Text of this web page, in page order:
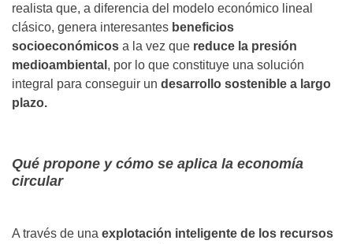
realista que, a diferencia del modelo económico lineal
clásico, genera interesantes beneficios
socioeconómicos a la vez que reduce la presión
medioambiental , por lo que constituye una solución
integral para conseguir un desarrollo sostenible a largo
plazo.
Qué propone y cómo se aplica la economía
circular
A través de una explotación inteligente de los recursos